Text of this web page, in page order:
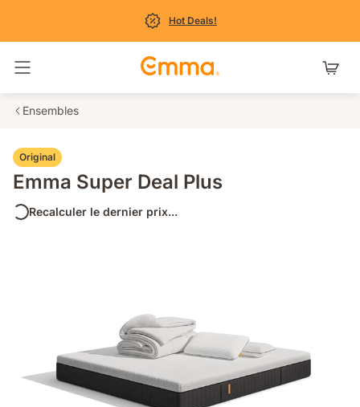
Hot Deals!
Basculer la navigation
Ensembles
Original
Emma Super Deal Plus
Recalculer le dernier prix...